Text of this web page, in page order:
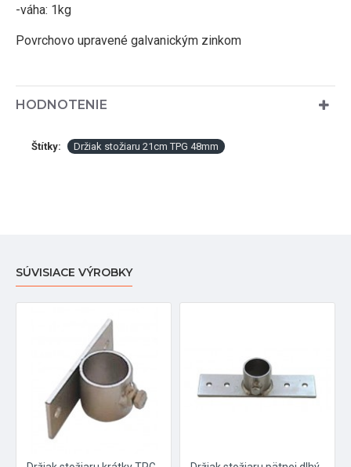
-váha: 1kg
Povrchovo upravené galvanickým zinkom
HODNOTENIE
Štítky: Držiak stožiaru 21cm TPG 48mm
SÚVISIACE VÝROBKY